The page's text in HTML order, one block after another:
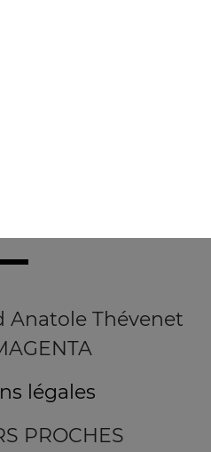
Anatole Thévenet
légales
PROCHES